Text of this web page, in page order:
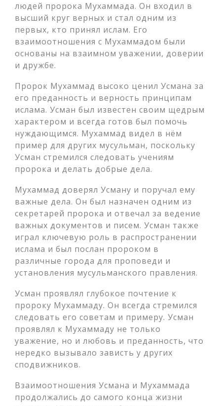
людей пророка Мухаммада. Он входил в
высший круг верных и стал одним из
первых, кто принял ислам. Его
взаимоотношения с Мухаммадом были
основаны на взаимном уважении, доверии
и дружбе.
Пророк Мухаммад высоко ценил Усмана за
его преданность и верность принципам
ислама. Усман был известен своим щедрым
характером и всегда готов был помочь
нуждающимся. Мухаммад видел в нём
пример для других мусульман, поскольку
Усман стремился следовать учениям
пророка и делать добрые дела.
Мухаммад доверял Усману и поручал ему
важные дела. Он был назначен одним из
секретарей пророка и отвечал за ведение
важных документов и писем. Усман также
играл ключевую роль в распространении
ислама и был послан пророком в
различные города для проповеди и
установления мусульманского правления.
Усман проявлял глубокое почтение к
пророку Мухаммаду. Он всегда стремился
следовать его советам и примеру. Усман
проявлял к Мухаммаду не только
уважение, но и любовь и преданность, что
нередко вызывало зависть у других
сподвижников.
Взаимоотношения Усмана и Мухаммада
продолжались до самого конца жизни